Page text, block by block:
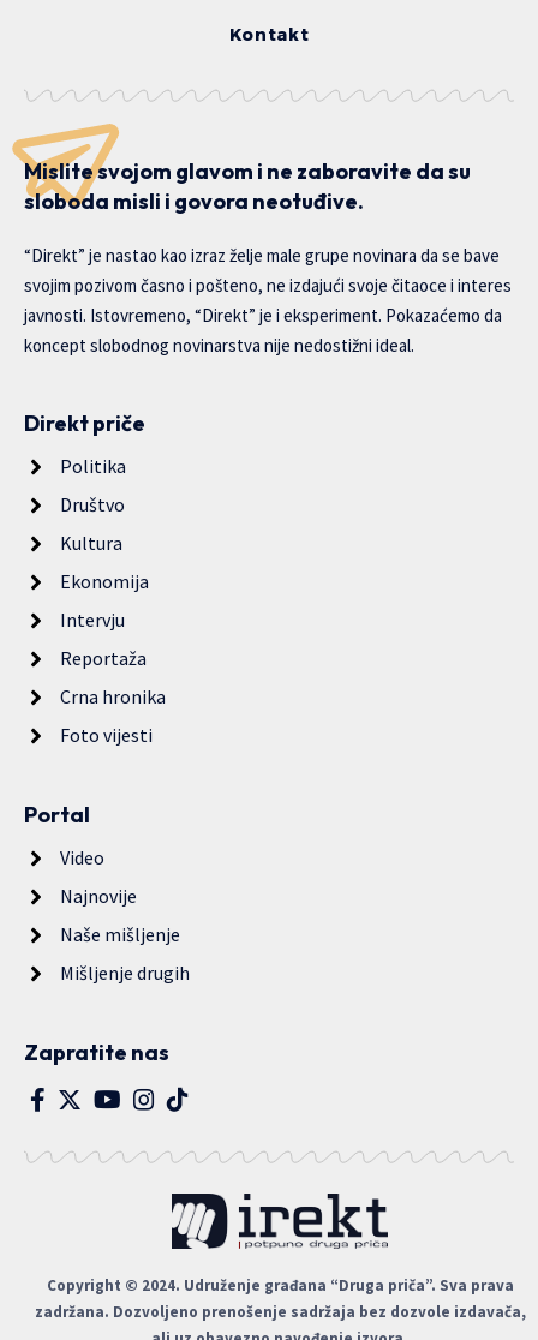
Kontakt
Mislite svojom glavom i ne zaboravite da su
sloboda misli i govora neotuđive.
“Direkt” je nastao kao izraz želje male grupe novinara da se bave
svojim pozivom časno i pošteno, ne izdajući svoje čitaoce i interes
javnosti. Istovremeno, “Direkt” je i eksperiment. Pokazaćemo da
koncept slobodnog novinarstva nije nedostižni ideal.
Direkt priče
Politika
Društvo
Kultura
Ekonomija
Intervju
Reportaža
Crna hronika
Foto vijesti
Portal
Video
Najnovije
Naše mišljenje
Mišljenje drugih
Zapratite nas
Copyright © 2024. Udruženje građana “Druga priča”. Sva prava
zadržana. Dozvoljeno prenošenje sadržaja bez dozvole izdavača,